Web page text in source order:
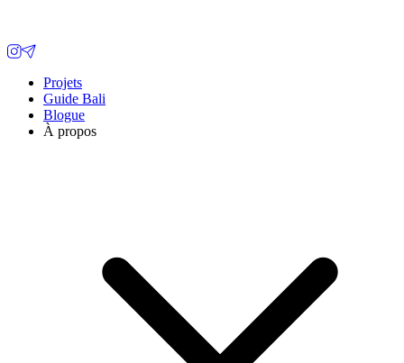
Projets
Guide Bali
Blogue
À propos